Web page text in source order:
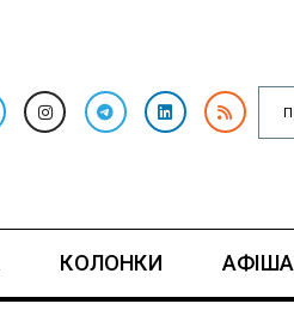
КОЛОНКИ АФІША